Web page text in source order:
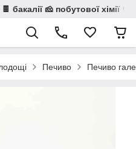
🧀 побутової хімії 🧼
Печиво Печиво